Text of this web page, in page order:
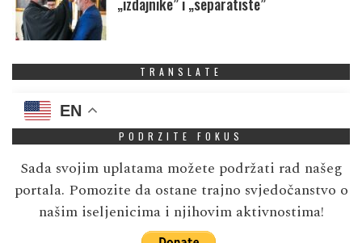
TRANSLATE
EN
PODRZITE FOKUS
Sada svojim uplatama možete podržati rad našeg
portala. Pomozite da ostane trajno svjedočanstvo o
našim iseljenicima i njihovim aktivnostima!